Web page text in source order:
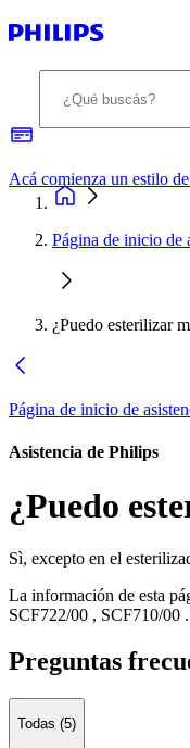
Página de inicio de
¿Puedo esterilizar
Página de inicio de
Asistencia de Philips
¿Puedo
Sì, excepto en el
La información de esta
SCF722/00 , SCF710/00 .
Preguntas
Todas (5)